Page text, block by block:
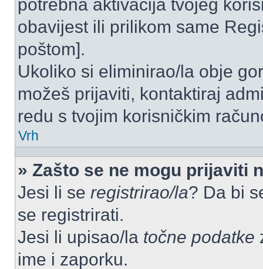
potrebna aktivacija tvojeg
obavijest ili prilikom same
poštom].
Ukoliko si eliminirao/la obje
možeš prijaviti, kontaktiraj
redu s tvojim korisničkim
Vrh
» Zašto se ne mogu prijaviti
Jesi li se registrirao/la? Da bi
se registrirati.
Jesi li upisao/la točne podatke
ime i zaporku.